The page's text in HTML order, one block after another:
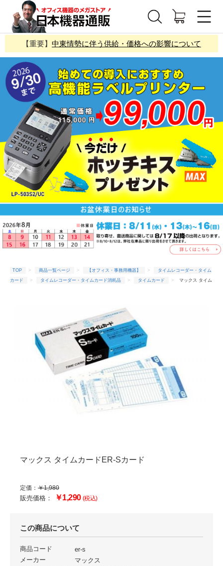
【重要】 中東情勢に伴う供給・価格への影響について
TOP 商品一覧ページ 【オフィス・事務用機器】
タイムレコーダー・タイム
カード
タイムレコーダー・タイムカード消耗品 タイムカード
マックス タイム
マックス タイムカードER-Sカード
定価： ￥1,980
販売価格： ￥1,290 (税込)
この商品について
商品コード
er-s
メーカー
マックス